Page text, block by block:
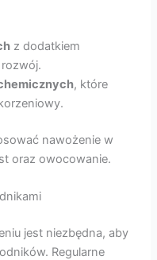
z dodatkiem
, które
nawożenie w
oraz owocowanie.
jest niezbędna, aby
Regularne